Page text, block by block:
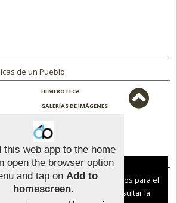
de un Pueblo:
HEMEROTECA
GALERÍAS DE IMÁGENES
CONTACTO
ENCUESTAS
this web app to the home
open the browser option
and tap on Add to
homescreen.
sobre el Uso de cookies:
cookies nuestras y de terceros para el
del digital. Puedes consultar la